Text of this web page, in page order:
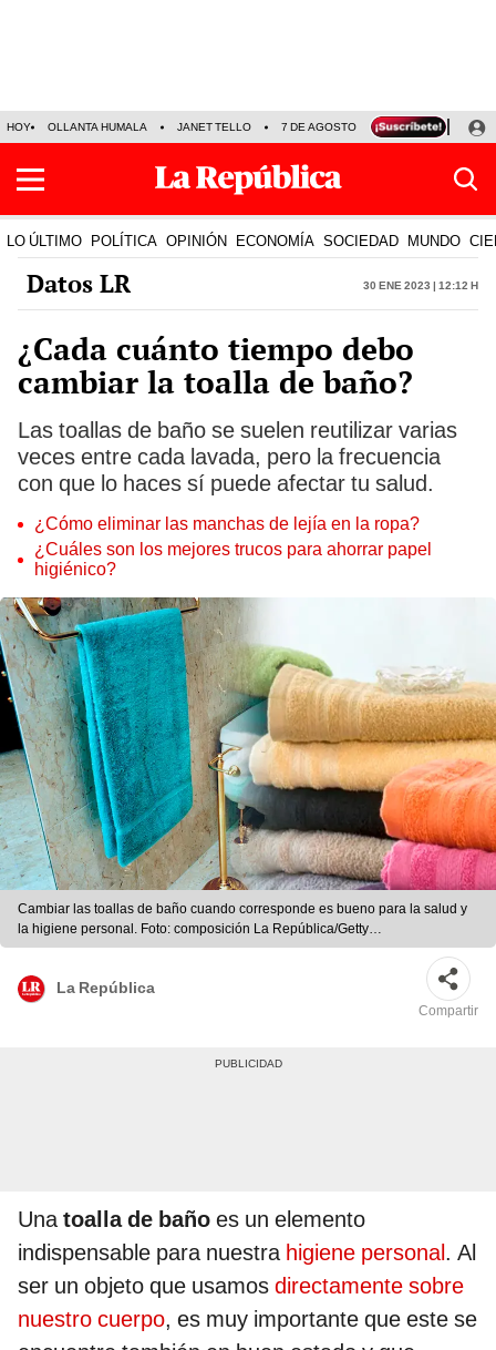
HOY OLLANTA HUMALA JANET TELLO 7 DE AGOSTO TINKA RESULTADOS
LO ÚLTIMO POLÍTICA OPINIÓN ECONOMÍA SOCIEDAD MUNDO
Datos LR 30 Ene 2023 | 12:12 h
¿Cada cuánto tiempo debo
cambiar la toalla de baño?
Las toallas de baño se suelen reutilizar varias
veces entre cada lavada, pero la frecuencia
con que lo haces sí puede afectar tu salud.
¿Cómo eliminar las manchas de lejía en la ropa?
¿Cuáles son los mejores trucos para ahorrar papel
higiénico?
Cambiar las toallas de baño cuando corresponde es bueno para la salud y
la higiene personal. Foto: composición La República/Getty
Images/Confecciones Gamarra Lima
La República
Compartir
Unatoalla de baño es un elemento
indispensable para nuestra higiene personal. Al
ser un objeto que usamos directamente sobre
nuestro cuerpo, es muy importante que este se